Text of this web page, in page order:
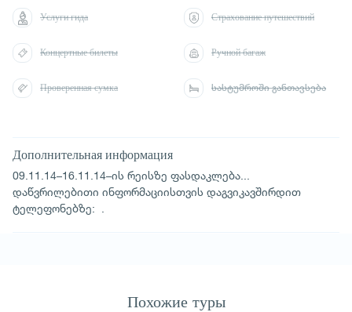
Дополнительная информация
09.11.14–16.11.14–ის რეისზე ფასდაკლება...
დაწვრილებითი ინფორმაციისთვის დაგვიკავშირდით
ტელეფონებზე: .
Услуги гида Страхование путешествий
Концертные билеты Ручной багаж
Проверенная сумка სასტუმროში განთავსება
Похожие туры